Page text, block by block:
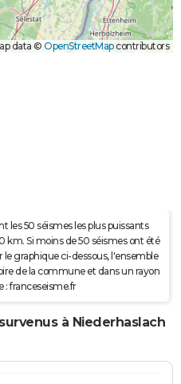
data ©OpenStreetMapcontributors
les 50 séismes les plus puissants
Si moins de 50 séismes ont été
le graphique ci-dessous, l'ensemble
de la commune et dans un rayon
: franceseisme.fr
à Niederhaslach